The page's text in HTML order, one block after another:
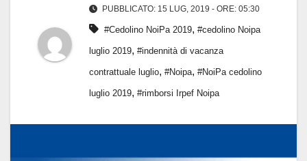
PUBBLICATO: 15 LUG, 2019 - ORE: 05:30
#Cedolino NoiPa 2019, #cedolino Noipa
luglio 2019, #indennità di vacanza
contrattuale luglio, #Noipa, #NoiPa cedolino
luglio 2019, #rimborsi Irpef Noipa